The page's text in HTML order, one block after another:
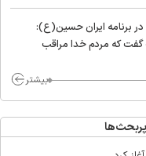
برنامه ایران حسین(ع):
که مردم خدا مراقب
بیشتر